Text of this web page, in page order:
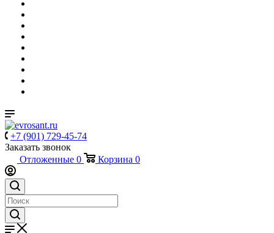
+7 (901) 729-45-74
Заказать звонок
Отложенные 0 Корзина 0